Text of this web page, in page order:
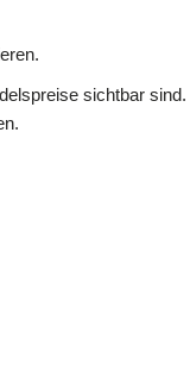
sichtbar sind.